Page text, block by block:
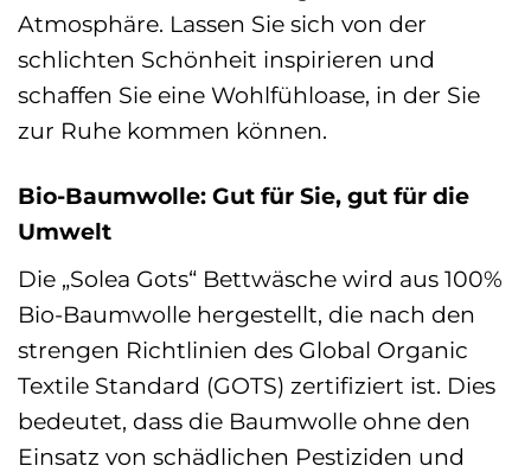
Atmosphäre. Lassen Sie sich von der
schlichten Schönheit inspirieren und
schaffen Sie eine Wohlfühloase, in der Sie
zur Ruhe kommen können.
Bio-Baumwolle: Gut für Sie, gut für die
Umwelt
Die „Solea Gots“ Bettwäsche wird aus 100%
Bio-Baumwolle hergestellt, die nach den
strengen Richtlinien des Global Organic
Textile Standard (GOTS) zertifiziert ist. Dies
bedeutet, dass die Baumwolle ohne den
Einsatz von schädlichen Pestiziden und